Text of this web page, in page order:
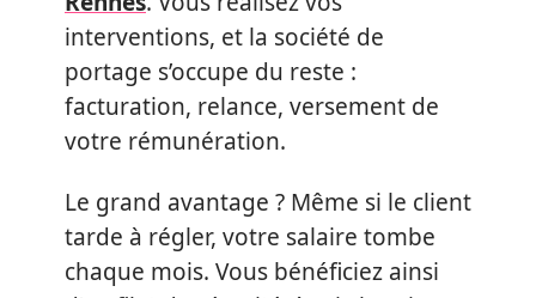
interventions, et la société de
portage s’occupe du reste :
facturation, relance, versement de
votre rémunération.
Le grand avantage ? Même si le client
tarde à régler, votre salaire tombe
chaque mois. Vous bénéficiez ainsi